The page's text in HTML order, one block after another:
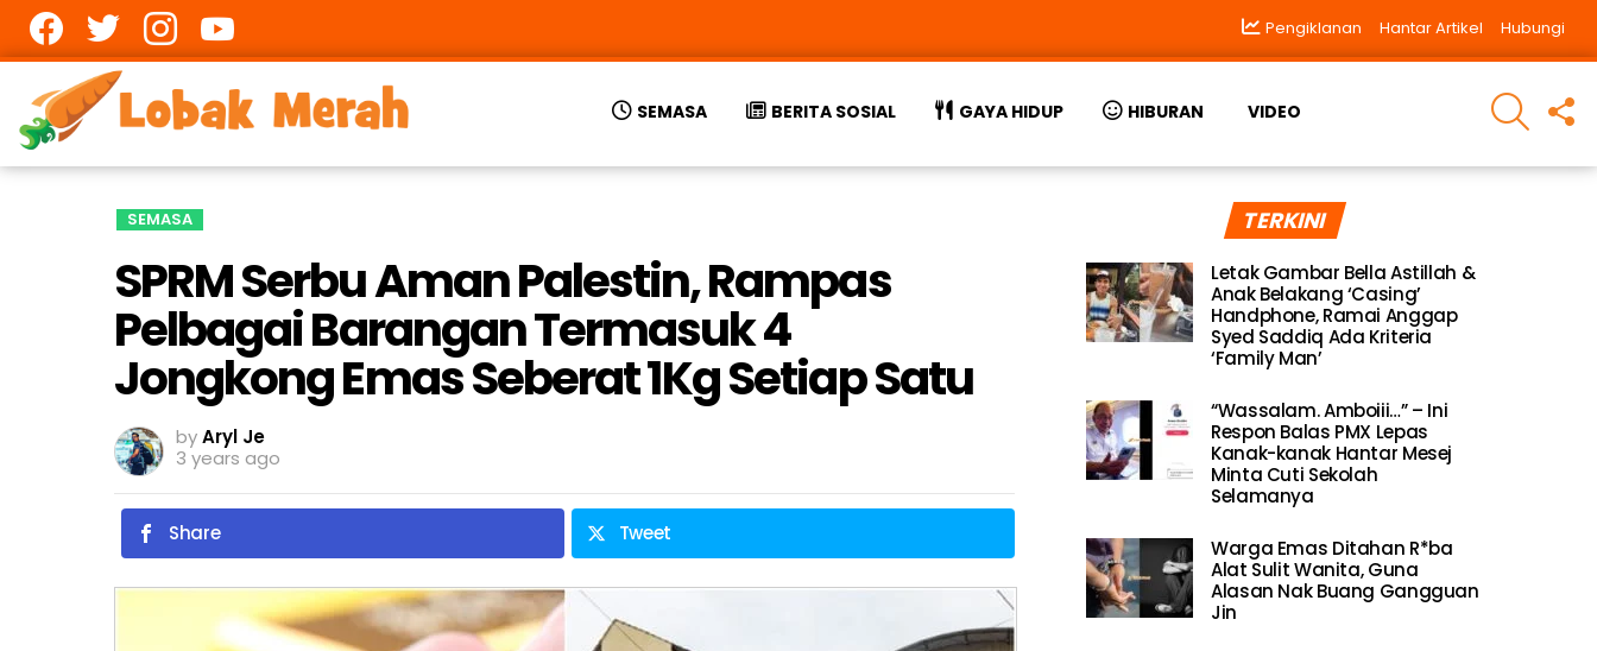
Pengiklanan Hantar Artikel Hubungi
SEMASA BERITA SOSIAL GAYA HIDUP HIBURAN VIDEO
SEARCH
SEMASA
SPRM Serbu Aman Palestin, Rampas
Pelbagai Barangan Termasuk 4
Jongkong Emas Seberat 1Kg Setiap Satu
byAryl Je
3 years ago
Share Tweet
TERKINI
Letak Gambar Bella Astillah &
Anak Belakang ‘Casing’
Handphone, Ramai Anggap
Syed Saddiq Ada Kriteria
‘Family Man’
“Wassalam. Amboiii…” – Ini
Respon Balas PMX Lepas
Kanak-kanak Hantar Mesej
Minta Cuti Sekolah
Selamanya
Warga Emas Ditahan R*ba
Alat Sulit Wanita, Guna
Alasan Nak Buang Gangguan
Jin